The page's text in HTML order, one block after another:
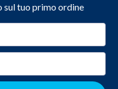
sul tuo primo ordine